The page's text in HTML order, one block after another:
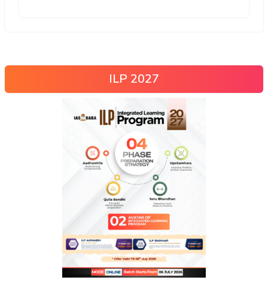
ILP 2027